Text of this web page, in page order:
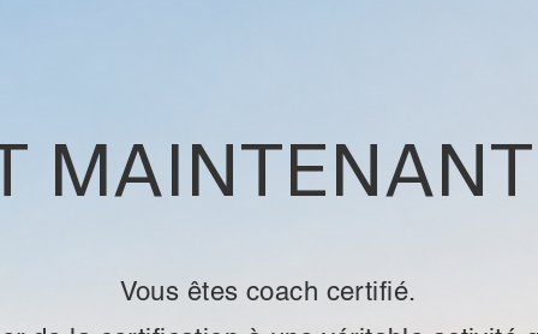
Vous êtes coach certifié.